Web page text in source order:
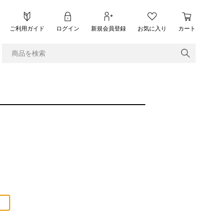
ご利用ガイド ログイン 新規会員登録 お気に入り カート